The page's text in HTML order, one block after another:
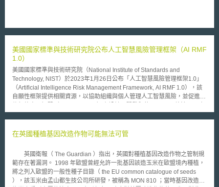
美國國家標準與技術研究院公布人工智慧風險管理框架（AI RMF
1.0）
美國國家標準與技術研究院（National Institute of Standards and
Technology, NIST）於2023年1月26日公布「人工智慧風險管理框架1.0」
（Artificial Intelligence Risk Management Framework, AI RMF 1.0），該
自願性框架提供相關資源，以協助組織與個人管理人工智慧風險，並促進可
7月29日提出「人工智慧風險管理框架」草案進行公眾徵詢，獲得業界之建
考整體系統之假設於真實世界中運作時，是否會產生公平性或誤差的問題
自己的使用方式。 本框架首先說明人工智慧技術的風險與其他科技的差
異，定義人工智慧與可信賴的人工智慧，並指出設計該自願性框架的目的。
再來，其分析人工智慧風險管理的困難，並用人工智慧的生命週期定義出風
險管理相關人員（AI actors）。本框架提供七種評估人工智慧系統之信賴度
的特徵，包含有效且可靠（valid and reliable）：有客觀證據證明人工智慧
在英國種植基因改造作物可能無法可管
英國衛報（ The Guardian ）指出，英國對種植基因改造作物之管制規
範存在著漏洞。 1998 年歐盟曾經允許一批基因該造玉米在歐盟境內種植，
將之列入歐盟的一般性種子目錄（ the EU common catalogue of seeds
），該玉米由孟山都生技公司所研發，被稱為 MON 810 ；當時基因改造作